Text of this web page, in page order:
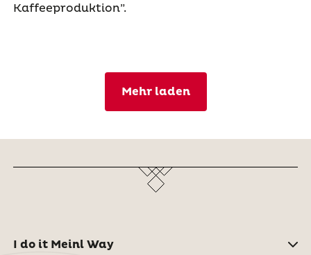
Kaffeeproduktion”.
Mehr laden
I do it Meinl Way